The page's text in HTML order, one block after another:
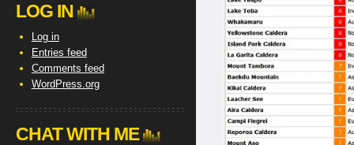
LOG IN
Log in
Entries feed
Comments feed
WordPress.org
CHAT WITH ME